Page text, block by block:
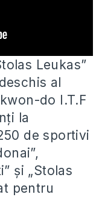
Leukas”
al
do I.T.F
la
de sportivi
și „Stolas
pentru